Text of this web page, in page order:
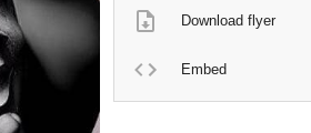
Download flyer
Embed